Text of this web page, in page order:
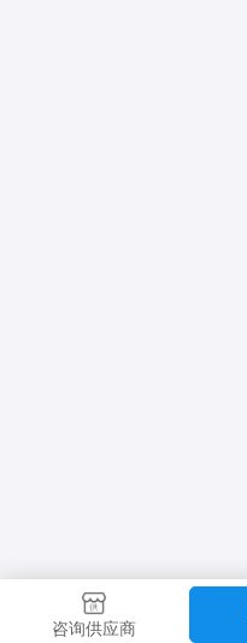
咨询供应商